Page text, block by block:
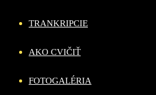
TRANKRIPCIE
AKO CVIČIŤ
FOTOGALÉRIA